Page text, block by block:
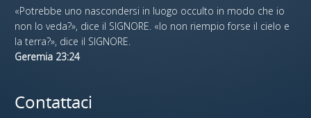
«Potrebbe uno nascondersi in luogo occulto in modo che io
non lo veda?», dice il SIGNORE. «Io non riempio forse il cielo e
la terra?», dice il SIGNORE.
Geremia 23:24
Contattaci